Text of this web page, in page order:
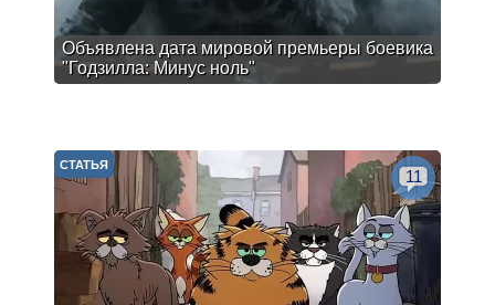
Объявлена дата мировой премьеры боевика
"Годзилла: Минус ноль"
СТАТЬЯ
11